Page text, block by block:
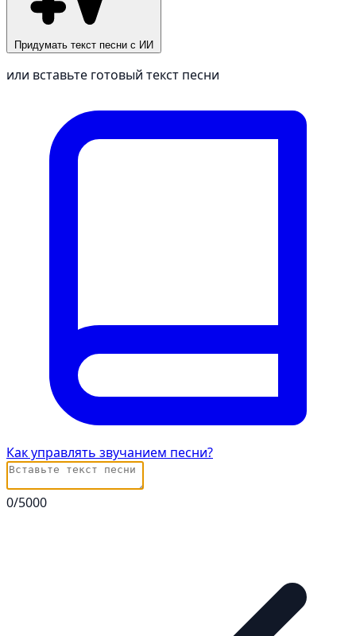
Придумать текст песни с ИИ
или вставьте готовый текст песни
Как управлять звучанием песни?
0/5000